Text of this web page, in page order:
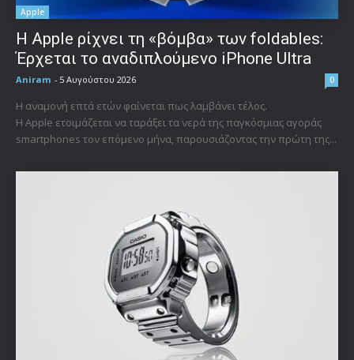
Apple
Η Apple ρίχνει τη «βόμβα» των foldables:
Έρχεται το αναδιπλούμενο iPhone Ultra
Aniram - 5 Αυγούστου 2026 0
Η αναμονή επτά ετών φαίνεται πως λαμβάνει τέλος.
Η Apple ετοιμάζεται να ταράξει τα νερά της παγκόσμιας αγοράς
smartphones τον επόμενο μήνα, παρουσιάζοντας την πρώτη της...